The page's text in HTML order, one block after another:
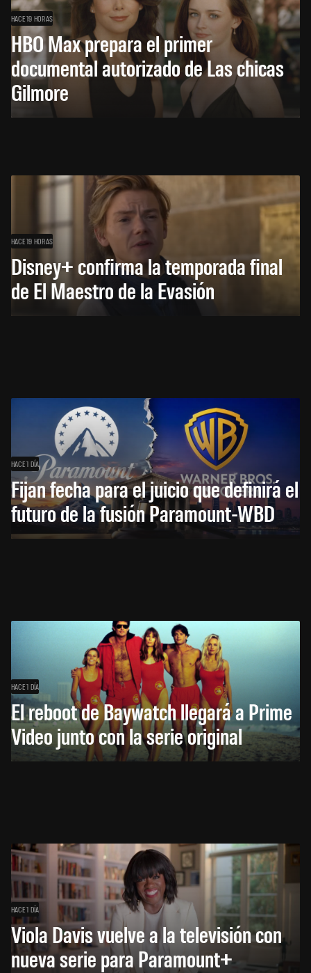
HACE 19 HORAS
HBO Max prepara el primer
documental autorizado de Las chicas
Gilmore
HACE 19 HORAS
Disney+ confirma la temporada final
de El Maestro de la Evasión
HACE 1 DÍA
Fijan fecha para el juicio que definirá el
futuro de la fusión Paramount-WBD
HACE 1 DÍA
El reboot de Baywatch llegará a Prime
Video junto con la serie original
HACE 1 DÍA
Viola Davis vuelve a la televisión con
nueva serie para Paramount+